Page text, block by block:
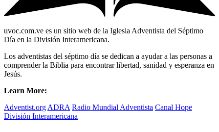
uvoc.com.ve es un sitio web de la Iglesia Adventista del Séptimo
Día en la División Interamericana.
Los adventistas del séptimo día se dedican a ayudar a las personas a
comprender la Biblia para encontrar libertad, sanidad y esperanza en
Jesús.
Learn More:
Adventist.org ADRA Radio Mundial Adventista Canal Hope
División Interamericana